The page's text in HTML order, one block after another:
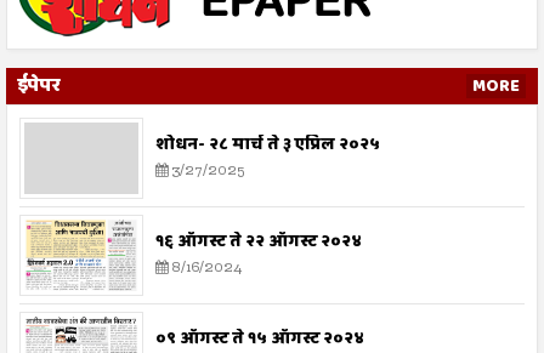
ईपेपर MORE
शोधन- २८ मार्च ते ३ एप्रिल २०२५
3/27/2025
१६ ऑगस्ट ते २२ ऑगस्ट २०२४
8/16/2024
०९ ऑगस्ट ते १५ ऑगस्ट २०२४